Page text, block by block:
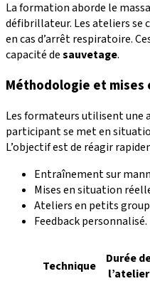
La formation aborde le
défibrillateur. Les ateliers se
en cas d’arrêt respiratoire.
capacité desauvetage.
Méthodologie et
Les formateurs utilisent une
participant se met en
L’objectif est de réagir
Entraînement sur
Mises en situation
Ateliers en petits
Feedback personnalisé.
Technique
Durée
l’atelier